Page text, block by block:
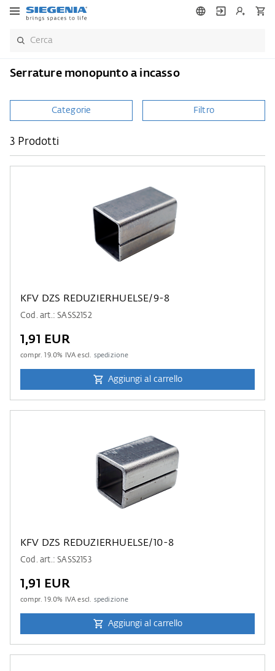
Serrature monopunto a incasso
Categorie Filtro
3 Prodotti
KFV DZS REDUZIERHUELSE/9-8
Cod. art.: SASS2152
1,91 EUR
compr.19.0% IVA escl. spedizione
Aggiungi al carrello
KFV DZS REDUZIERHUELSE/10-8
Cod. art.: SASS2153
1,91 EUR
compr.19.0% IVA escl. spedizione
Aggiungi al carrello